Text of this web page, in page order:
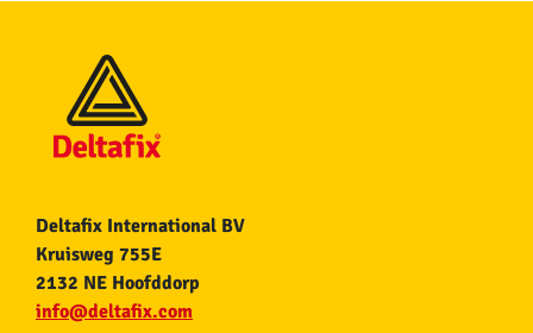
Deltafix International BV
Kruisweg 755E
2132 NE Hoofddorp
info@deltafix.com